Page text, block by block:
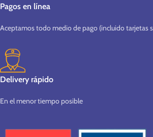
Pagos en línea
Aceptamos todo medio de pago (incluido tarjetas
Delivery rápido
En el menor tiempo posible